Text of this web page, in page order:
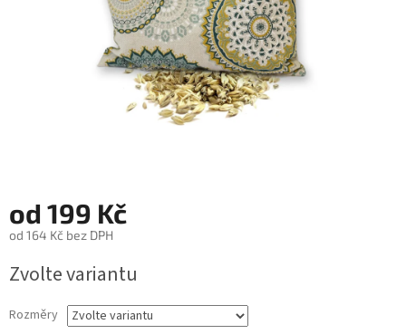
od 199 Kč
od 164 Kč bez DPH
cena:
Zvolte variantu
Rozměry